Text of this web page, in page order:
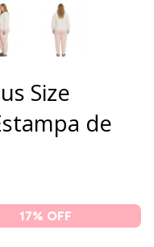
Size
de
17% OFF